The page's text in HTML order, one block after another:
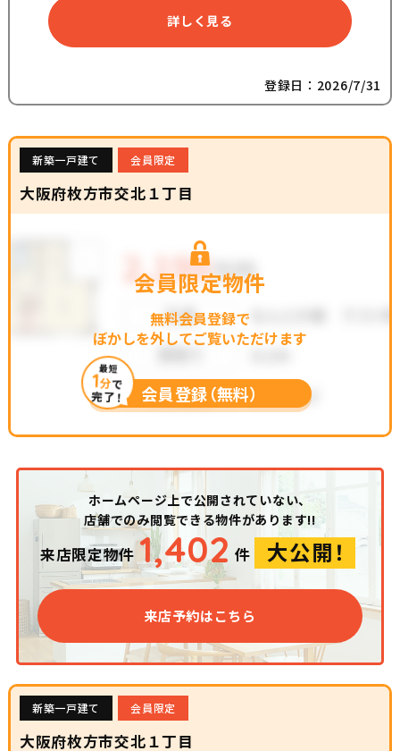
詳しく見る
登録日：2026/7/31
新築一戸建て 会員限定
大阪府枚方市交北１丁目
会員限定物件
無料会員登録で
ぼかしを外してご覧いただけます
最短
1分で
完了！ 会員登録（無料）
ホームページ上で公開されていない、
店舗でのみ閲覧できる物件があります!!
来店限定物件 1,402 件 大公開！
来店予約はこちら
新築一戸建て 会員限定
大阪府枚方市交北１丁目